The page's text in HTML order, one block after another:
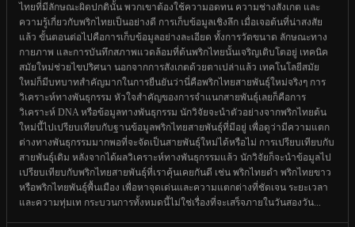
ไทยที่มีลักษณะผิดปกตินั้น พวกเขาต้องใช้ความอดทน ความช่างสังเกต และ
ความรู้เกี่ยวกับพริกไทยเป็นอย่างดี การเก็บข้อมูลเชิงลึก เมื่อเจอต้นที่น่าสงสัย
แล้ว ขั้นตอนต่อไปคือการเก็บข้อมูลอย่างละเอียด ทั้งการวัดขนาด ลักษณะทาง
กายภาพ และการบันทึกสภาพแวดล้อมที่ต้นพริกไทยนั้นเจริญเติบโตอยู่ เทคนิค
สมัยใหม่ช่วยไขปริศนา นอกจากการสังเกตด้วยตาเปล่าแล้ว เทคโนโลยีสมัย
ใหม่ก็มีบทบาทสำคัญมากในการยืนยันว่านี่คือพริกไทยสายพันธุ์ใหม่จริงๆ การ
วิเคราะห์ทางพันธุกรรม หัวใจสำคัญของการจำแนกสายพันธุ์เลยก็คือการ
วิเคราะห์ DNA หรือข้อมูลทางพันธุกรรม นักวิจัยจะนำตัวอย่างจากพริกไทยต้น
ใหม่นี้ไปเปรียบเทียบกับฐานข้อมูลพริกไทยสายพันธุ์ที่มีอยู่ เพื่อดูว่ามีความแตก
ต่างทางพันธุกรรมมากพอที่จะจัดเป็นสายพันธุ์ใหม่ได้หรือไม่ การเปรียบเทียบกับ
สายพันธุ์เดิม หลังจากได้ผลวิเคราะห์ทางพันธุกรรมแล้ว นักวิจัยก็จะนำข้อมูลไป
เปรียบเทียบกับพริกไทยสายพันธุ์ที่เราคุ้นเคยกันดี เช่น พริกไทยดำ พริกไทยขาว
หรือพริกไทยพันธุ์พื้นเมือง เพื่อหาจุดเด่นและความแตกต่างที่ชัดเจน ระยะเวลา
และความทุ่มเท กระบวนการทั้งหมดนี้ไม่ใช่เรื่องที่จะเสร็จภายในวันสองวัน...